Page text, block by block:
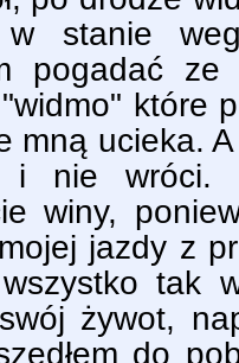
stanie
pogadać ze
które
mną ucieka.
i nie wróci.
winy,
jazdy z
tak
żywot,
do